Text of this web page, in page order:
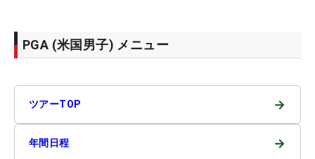
PGA (米国男子) メニュー
ツアーTOP →
年間日程 →